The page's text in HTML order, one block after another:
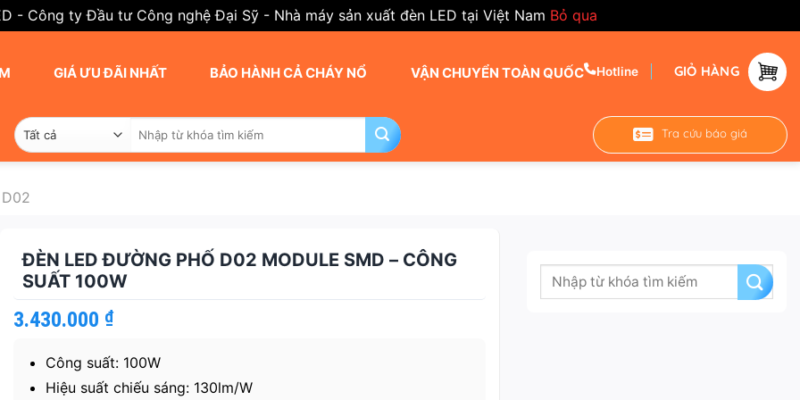
- Công ty Đầu tư Công nghệ Đại Sỹ - Nhà máy sản xuất đèn LED tại Việt Nam Bỏ qua
GIÁ ƯU ĐÃI NHẤT BẢO HÀNH CẢ CHÁY NỔ VẬN CHUYỂN TOÀN QUỐC Hotline GIỎ HÀNG
kiếm:
Tra cứu báo giá
ĐÈN LED ĐƯỜNG PHỐ D02 MODULE SMD – CÔNG
SUẤT 100W
3.430.000 ₫
Công suất: 100W
Hiệu suất chiếu sáng: 130lm/W